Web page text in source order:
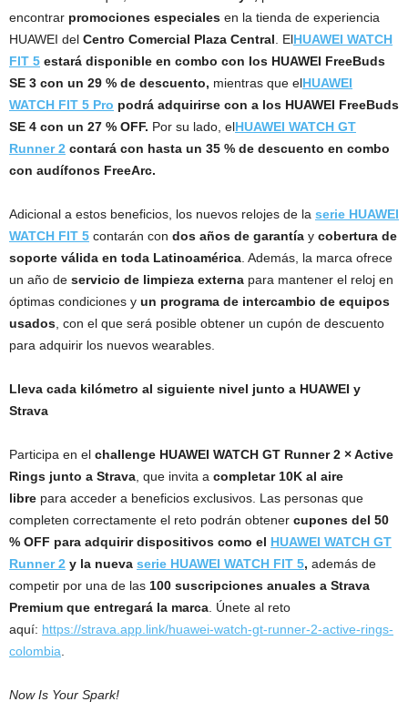
encontrar promociones especiales en la tienda de experiencia
HUAWEI del Centro Comercial Plaza Central . ElHUAWEI WATCH
FIT 5 estará disponible en combo con los HUAWEI FreeBuds
SE 3 con un 29 % de descuento, mientras que elHUAWEI
WATCH FIT 5 Pro podrá adquirirse con a los HUAWEI FreeBuds
SE 4 con un 27 % OFF. Por su lado, elHUAWEI WATCH GT
Runner 2 contará con hasta un 35 % de descuento en combo
con audífonos FreeArc.
Adicional a estos beneficios, los nuevos relojes de la serie HUAWEI
WATCH FIT 5 contarán con dos años de garantía y cobertura de
soporte válida en toda Latinoamérica . Además, la marca ofrece
un año de servicio de limpieza externa para mantener el reloj en
óptimas condiciones y un programa de intercambio de equipos
usados , con el que será posible obtener un cupón de descuento
para adquirir los nuevos wearables.
Lleva cada kilómetro al siguiente nivel junto a HUAWEI y
Strava
Participa en el challenge HUAWEI WATCH GT Runner 2 × Active
Rings junto a Strava , que invita a completar 10K al aire
libre para acceder a beneficios exclusivos. Las personas que
completen correctamente el reto podrán obtener cupones del 50
% OFF para adquirir dispositivos como el HUAWEI WATCH GT
Runner 2 y la nueva serie HUAWEI WATCH FIT 5, además de
competir por una de las 100 suscripciones anuales a Strava
Premium que entregará la marca . Únete al reto
aquí: https://strava.app.link/huawei-watch-gt-runner-2-active-rings-
colombia
Now Is Your Spark!